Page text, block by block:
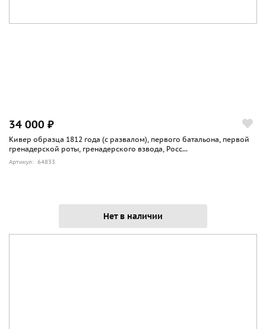
34 000 ₽
Кивер образца 1812 года (с развалом), первого батальона, первой
гренадерской роты, гренадерского взвода, Росс...
Артикул: 64833
Нет в наличии